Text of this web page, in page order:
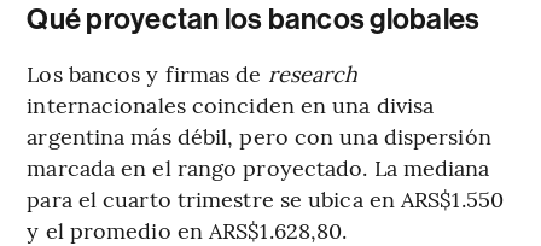
Qué proyectan los bancos globales
Los bancos y firmas de research
internacionales coinciden en una divisa
argentina más débil, pero con una dispersión
marcada en el rango proyectado. La mediana
para el cuarto trimestre se ubica en ARS$1.550
y el promedio en ARS$1.628,80.